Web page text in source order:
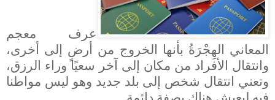
عرف معجم
المعاني الهِجْرَةُ بأنها الخروج من أرضٍ إلى أخرى،
وانتقال الأفراد من مكان إلى آخر سعيًا وراء الرزق،
وتعني
انتقال شخص إلى بلد جديد وهو ليس مواطنا